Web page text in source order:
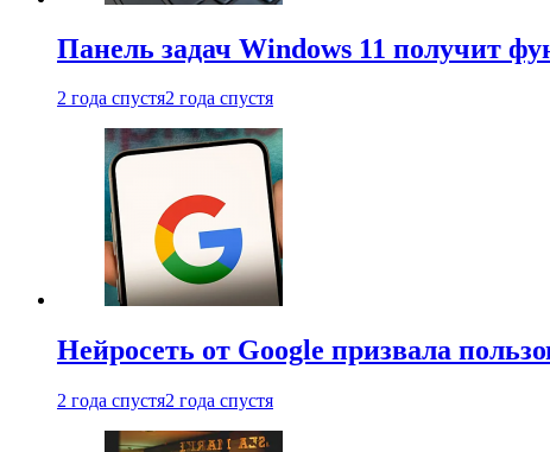
Панель задач Windows 11 получит
2 года спустя2 года спустя
Нейросеть от Google призвала
2 года спустя2 года спустя